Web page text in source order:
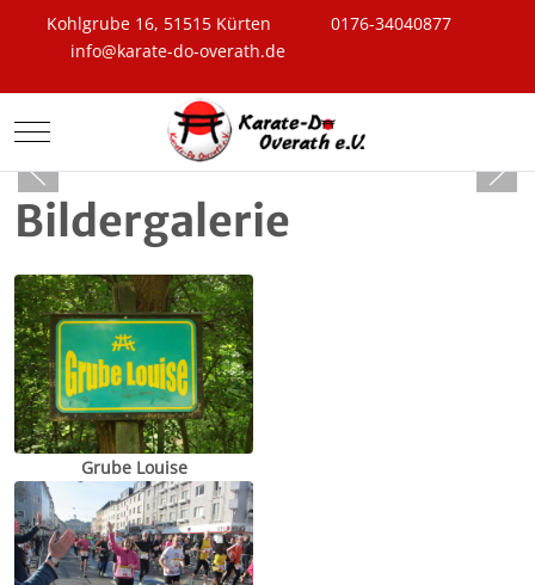
Kohlgrube 16, 51515 Kürten
0176-34040877
info@karate-do-overath.de
Mobile Menu Toggle
Bildergalerie
Grube Louise